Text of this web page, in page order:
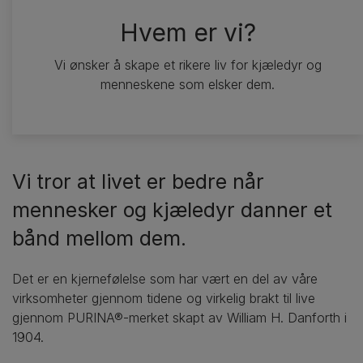
Hvem er vi?
Vi ønsker å skape et rikere liv for kjæledyr og
menneskene som elsker dem.
Vi tror at livet er bedre når
mennesker og kjæledyr danner et
bånd mellom dem.
Det er en kjernefølelse som har vært en del av våre
virksomheter gjennom tidene og virkelig brakt til live
gjennom PURINA®-merket skapt av William H. Danforth i
1904.